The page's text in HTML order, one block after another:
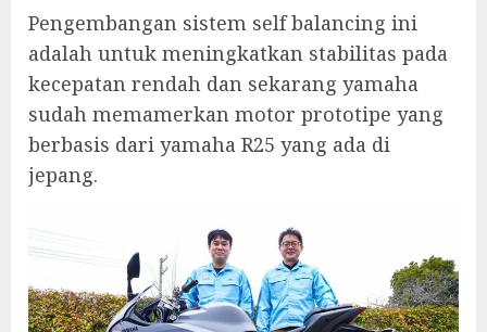
Pengembangan sistem self balancing ini
adalah untuk meningkatkan stabilitas pada
kecepatan rendah dan sekarang yamaha
sudah memamerkan motor prototipe yang
berbasis dari yamaha R25 yang ada di
jepang.